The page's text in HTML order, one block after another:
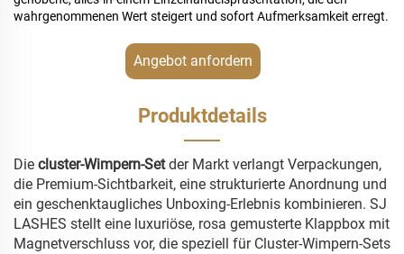
wahrgenommenen Wert steigert und sofort Aufmerksamkeit erregt.
Angebot anfordern
Produktdetails
Die cluster-Wimpern-Setder Markt verlangt Verpackungen,
die Premium-Sichtbarkeit, eine strukturierte Anordnung und
ein geschenktaugliches Unboxing-Erlebnis kombinieren. SJ
LASHES stellt eine luxuriöse, rosa gemusterte Klappbox mit
Magnetverschluss vor, die speziell für Cluster-Wimpern-Sets